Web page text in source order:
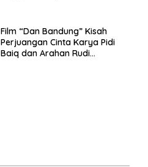
Film “Dan Bandung” Kisah
Perjuangan Cinta Karya Pidi
Baiq dan Arahan Rudi